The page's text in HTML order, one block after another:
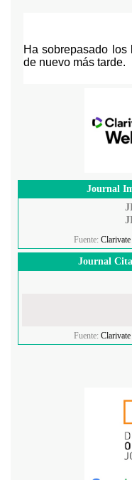
Journal
Fuente:
Journal
Fuente: